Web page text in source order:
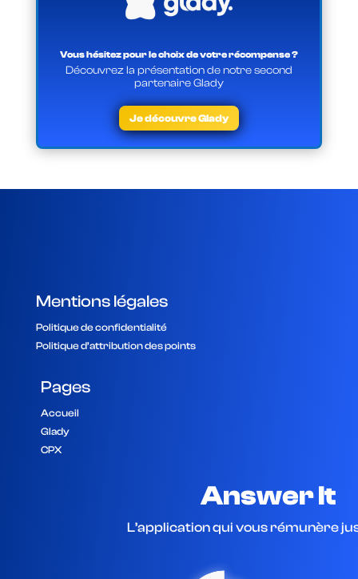
Vous hésitez pour le choix de votre récompense ?
Découvrez la présentation de notre second
partenaire Glady
Je découvre Glady
Mentions légales
Politique de confidentialité
Politique d’attribution des points
Pages
Accueil
Glady
CPX
Answer It
L’application qui vous rémunère